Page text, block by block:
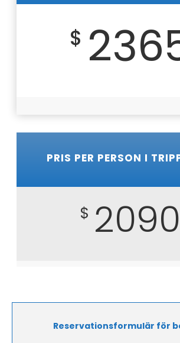
$
PRIS PER PERSON I
$ 2090
Reservationsformulär för